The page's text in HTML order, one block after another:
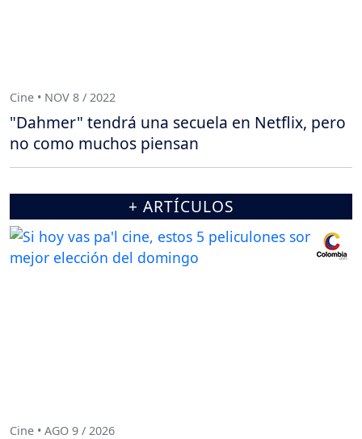
Cine • NOV 8 / 2022
"Dahmer" tendrá una secuela en Netflix, pero
no como muchos piensan
+ ARTÍCULOS
Cine • AGO 9 / 2026